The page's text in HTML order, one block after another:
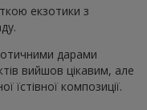
екзотики з
дарами
вийшов цікавим, але
їстівної композиції.